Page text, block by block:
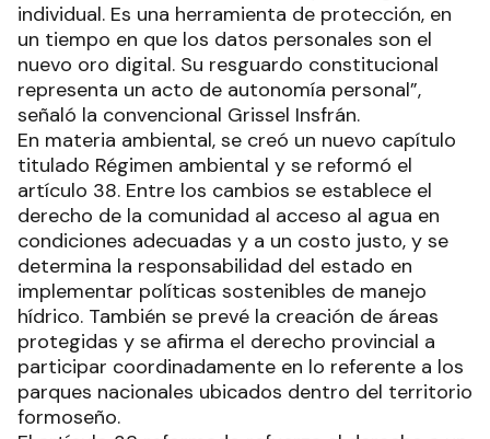
individual. Es una herramienta de protección, en
un tiempo en que los datos personales son el
nuevo oro digital. Su resguardo constitucional
representa un acto de autonomía personal”,
señaló la convencional Grissel Insfrán.
En materia ambiental, se creó un nuevo capítulo
titulado Régimen ambiental y se reformó el
artículo 38. Entre los cambios se establece el
derecho de la comunidad al acceso al agua en
condiciones adecuadas y a un costo justo, y se
determina la responsabilidad del estado en
implementar políticas sostenibles de manejo
hídrico. También se prevé la creación de áreas
protegidas y se afirma el derecho provincial a
participar coordinadamente en lo referente a los
parques nacionales ubicados dentro del territorio
formoseño.